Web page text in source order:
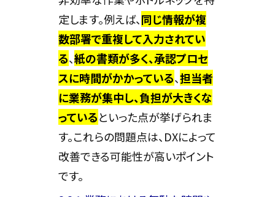
定します。例えば、同じ情報が複
数部署で重複して入力されてい
る、紙の書類が多く、承認プロセ
スに時間がかかっている、担当者
に業務が集中し、負担が大きくな
っているといった点が挙げられま
す。これらの問題点は、DXによって
改善できる可能性が高いポイント
です。